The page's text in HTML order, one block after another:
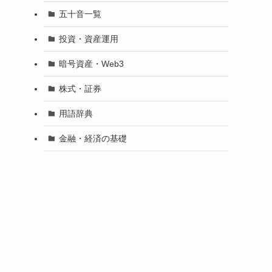
五十音一覧
投資・資産運用
暗号資産・Web3
株式・証券
用語辞典
金融・経済の基礎